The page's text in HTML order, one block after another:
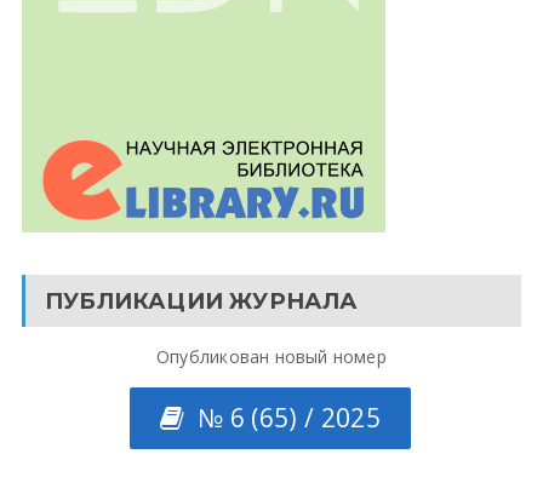
ПУБЛИКАЦИИ ЖУРНАЛА
Опубликован новый номер
№ 6 (65) / 2025